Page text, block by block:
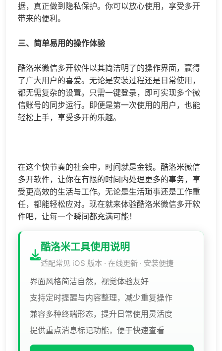
据，真正做到隐私保护。你可以放心使用，享受多开
带来的便利。
三、简单易用的操作体验
酷洛米微信多开软件以其简洁明了的操作界面，赢得
了广大用户的喜爱。无论是安装过程还是日常使用，
都无需复杂的设置。只需一键登录，即可实现多个微
信账号的同步运行。即便是第一次使用的用户，也能
轻松上手，享受多开的乐趣。
在这个快节奏的社会中，时间就是金钱。酷洛米微信
多开软件，让你在有限的时间内处理更多的事务，享
受更高效的生活与工作。无论是生活琐事还是工作重
任，都能轻松应对。现在就来体验酷洛米微信多开软
件吧，让每一个瞬间都充满可能！
酷洛米工具使用说明
适配常见 iOS 版本 · 在线更新 · 安装便捷
界面风格简洁自然，视觉体验友好
支持定时提醒与内容整理，减少重复操作
兼容多种终端形态，提升日常使用灵活度
提供重点消息标记功能，便于快速查看